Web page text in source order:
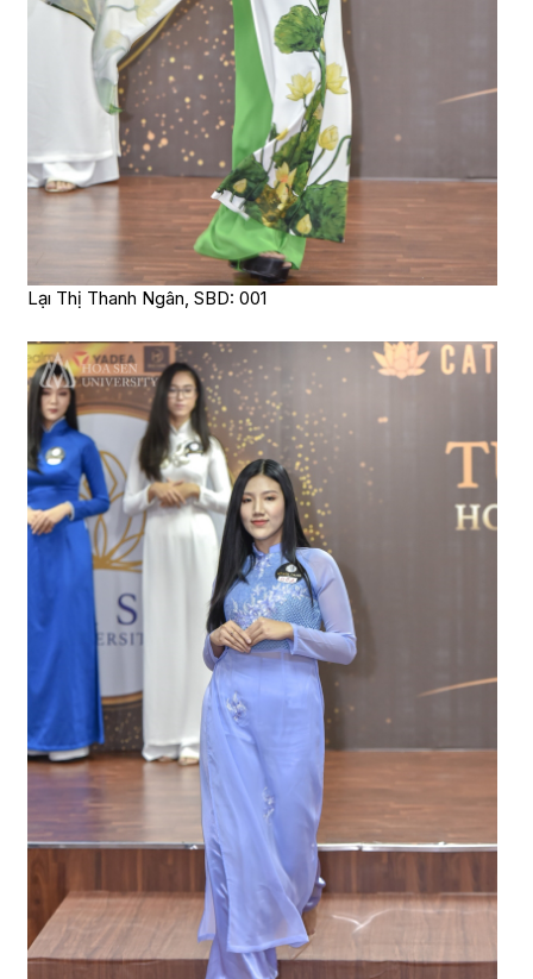
Lạı Thị Thanh Ngân, SBD: 001